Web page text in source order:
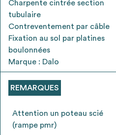
* Attention, l’ajout des
vaut aucunement réservation.
voirFAQ
Charpente cintrée section
tubulaire
Contreventement par câble
Fixation au sol par platines
boulonnées
Marque : Dalo
REMARQUES
Attention un poteau scié
(rampe pmr)